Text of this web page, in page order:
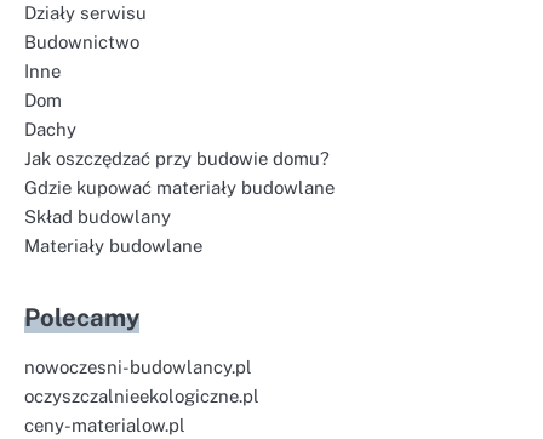
Działy serwisu
Budownictwo
Inne
Dom
Dachy
Jak oszczędzać przy budowie domu?
Gdzie kupować materiały budowlane
Skład budowlany
Materiały budowlane
Polecamy
nowoczesni-budowlancy.pl
oczyszczalnieekologiczne.pl
ceny-materialow.pl